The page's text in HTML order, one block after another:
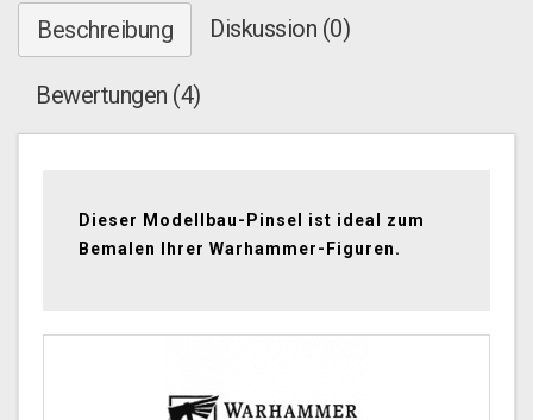
Beschreibung Diskussion (0)
Bewertungen (4)
Dieser Modellbau-Pinsel ist ideal zum
Bemalen Ihrer Warhammer-Figuren.